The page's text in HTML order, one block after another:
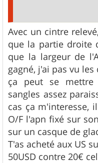
Avec un cintre
que la partie droite
que la largeur de
gagné, j'ai pas vu
ça peut se mettre
sangles assez
cas ça m'interesse,
O/F l'apn fixé sur
sur un casque de
T'as acheté aux US
50USD contre 20€